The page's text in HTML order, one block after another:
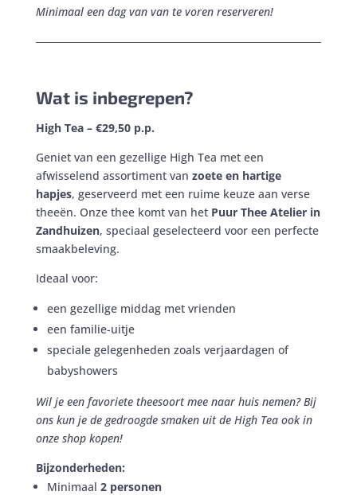
Minimaal een dag van van te voren reserveren!
Wat is inbegrepen?
High Tea – €29,50 p.p.
Geniet van een gezellige High Tea met een
afwisselend assortiment van zoete en hartige
hapjes, geserveerd met een ruime keuze aan verse
theeën. Onze thee komt van het Puur Thee Atelier in
Zandhuizen, speciaal geselecteerd voor een perfecte
smaakbeleving.
Ideaal voor:
een gezellige middag met vrienden
een familie-uitje
speciale gelegenheden zoals verjaardagen of
babyshowers
Wil je een favoriete theesoort mee naar huis nemen? Bij
ons kun je de gedroogde smaken uit de High Tea ook in
onze shop kopen!
Bijzonderheden:
Minimaal 2 personen